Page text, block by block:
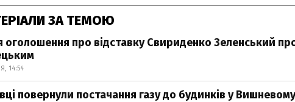
ЗА ТЕМОЮ
оголошення про відставку Свириденко Зеленський
14:54
повернули постачання газу до будинків у Вишневому